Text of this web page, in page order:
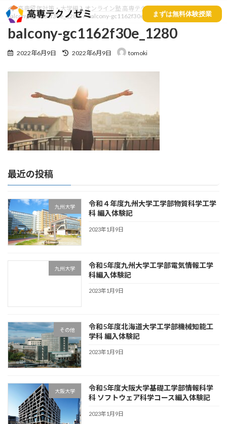
まずは無料体験授業
高専留年対策・大学編入オンライン塾 高専テクノゼミ
balcony-gc1162f30e_1280
balcony-gc1162f30e_1280
balcony-gc1162f30e_1280
2022年6月9日 2022年6月9日 tomoki
最近の投稿
九州大学
令和４年度九州大学工学部物質科学工学
科 編入体験記
2023年1月9日
九州大学
令和5年度九州大学工学部電気情報工学
科編入体験記
2023年1月9日
その他
令和5年度北海道大学工学部機械知能工
学科 編入体験記
2023年1月9日
大阪大学
令和5年度大阪大学基礎工学部情報科学
科 ソフトウェア科学コース編入体験記
2023年1月9日